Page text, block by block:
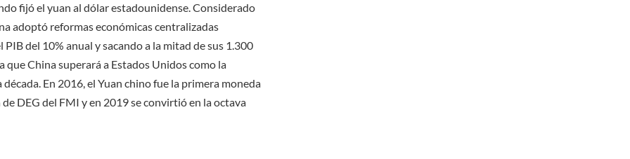
fijó el yuan al dólar estadounidense. Considerado
adoptó reformas económicas centralizadas
del 10% anual y sacando a la mitad de sus 1.300
que China superará a Estados Unidos como la
En 2016, el Yuan chino fue la primera moneda
DEG del FMI y en 2019 se convirtió en la octava